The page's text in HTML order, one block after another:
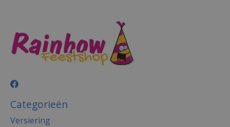
Categorieën
Versiering